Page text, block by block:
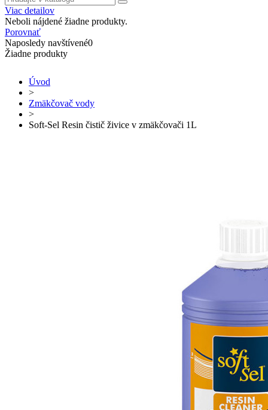
Viac detailov
Neboli nájdené žiadne produkty.
Porovnať
Naposledy navštívené0
Žiadne produkty
Úvod
>
Zmäkčovač vody
>
Soft-Sel Resin čistič živice v zmäkčovači 1L